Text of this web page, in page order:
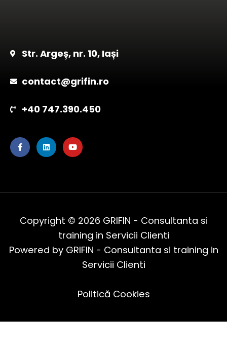
Str. Argeș, nr. 10, Iași
contact@grifin.ro
+40 747.390.450
F
a
c
k
L
i
n
n
Y
o
u
Copyright © 2026 GRIFIN - Consultanta si
training in Servicii Clienti
Powered by GRIFIN - Consultanta si training in
Servicii Clienti
Politică Cookies